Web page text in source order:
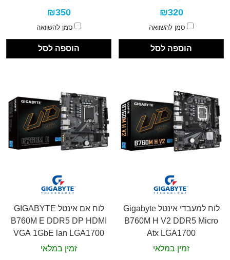
₪320
סמן להשוואה
הוספה לסל
₪350
סמן להשוואה
הוספה לסל
לוח למעבדי אינטל Gigabyte
B760M H V2 DDR5 Micro
Atx LGA1700
זמין במלאי
לוח אם אינטל GIGABYTE
B760M E DDR5 DP HDMI
VGA 1GbE lan LGA1700
זמין במלאי